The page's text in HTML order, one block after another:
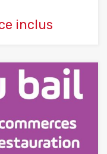
inclus